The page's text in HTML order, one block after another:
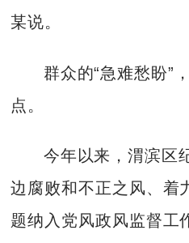
某说。
群众的“急难愁盼”
点。
今年以来，渭滨区
边腐败和不正之风、着
题纳入党风政风监督工